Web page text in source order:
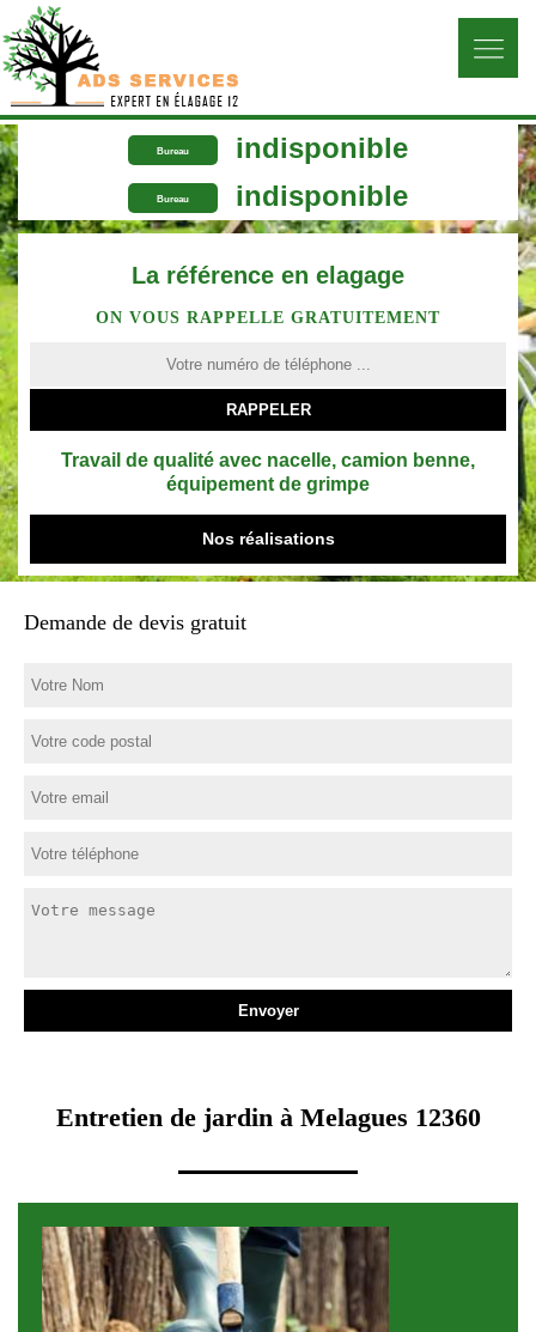
Bureau indisponible
Bureau indisponible
La référence en elagage
ON VOUS RAPPELLE GRATUITEMENT
Travail de qualité avec nacelle, camion benne,
équipement de grimpe
Nos réalisations
Demande de devis gratuit
Entretien de jardin à Melagues 12360